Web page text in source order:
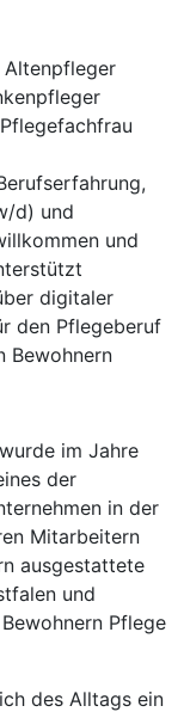
Altenpfleger
d) und
und
digitaler
den Pflegeberuf
Bewohnern
im Jahre
der
in der
Mitarbeitern
ausgestattete
und
Pflege
des Alltags ein